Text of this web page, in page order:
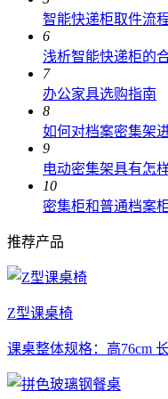
智能快递柜取件流
6
浅析智能快递柜的
7
办公家具选购指南
8
如何对档案密集架
9
电动密集架具有怎
10
密集柜和普通档案
推荐产品
Z型课桌椅
课桌整体规格：高76cm